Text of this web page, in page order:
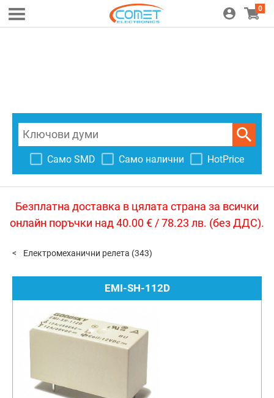
0
Само SMD Само налични HotPrice
Безплатна доставка в цялата страна за всички
онлайн поръчки над 40.00 € / 78.23 лв. (без ДДС).
Електромеханични релета (343)
EMI-SH-112D